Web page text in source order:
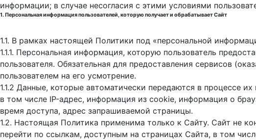
информации; в случае несогласия с этими условиями
1. Персональная информация пользователей, которую получает и обрабатывает Сайт
1.1. В рамках настоящей Политики под «персональной
1.1.1. Персональная информация, которую пользователь
пользователя. Обязательная для предоставления сервисов
пользователем на его усмотрение.
1.1.2 Данные, которые автоматически передаются в процессе
в том числе IP-адрес, информация из cookie, информация о
время доступа, адрес запрашиваемой страницы.
1.2. Настоящая Политика применима только к Сайту. Сайт не
перейти по ссылкам, доступным на страницах Сайта, в том